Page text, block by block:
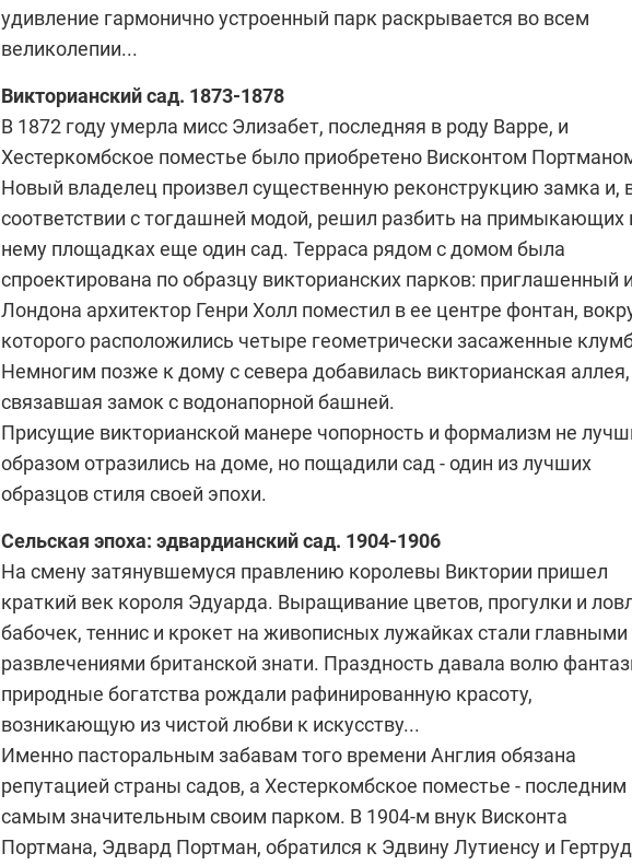
удивление гармонично устроенный парк раскрывается во всем
великолепии...
Викторианский сад. 1873-1878
В 1872 году умерла мисс Элизабет, последняя в роду Варре, и
Хестеркомбское поместье было приобретено Висконтом
Новый владелец произвел существенную реконструкцию замка и,
соответствии с тогдашней модой, решил разбить на примыкающих
нему площадках еще один сад. Терраса рядом с домом была
спроектирована по образцу викторианских парков: приглашенный
Лондона архитектор Генри Холл поместил в ее центре фонтан,
которого расположились четыре геометрически засаженные
Немногим позже к дому с севера добавилась викторианская аллея,
связавшая замок с водонапорной башней.
Присущие викторианской манере чопорность и формализм не
образом отразились на доме, но пощадили сад - один из лучших
образцов стиля своей эпохи.
Сельская эпоха: эдвардианский сад. 1904-1906
На смену затянувшемуся правлению королевы Виктории пришел
краткий век короля Эдуарда. Выращивание цветов, прогулки и
бабочек, теннис и крокет на живописных лужайках стали главными
развлечениями британской знати. Праздность давала волю
природные богатства рождали рафинированную красоту,
возникающую из чистой любви к искусству...
Именно пасторальным забавам того времени Англия обязана
репутацией страны садов, а Хестеркомбское поместье - последним
самым значительным своим парком. В 1904-м внук Висконта
Портмана, Эдвард Портман, обратился к Эдвину Лутиенсу и